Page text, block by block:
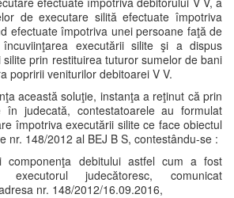
de executare silită efectuate împotriva
efectuate împotriva unei persoane faţă de
executării silite şi a dispus
prin restituirea tuturor sumelor de bani
popririi veniturilor debitoarei V V.
această soluţie, instanţa a reţinut că prin
în judecată, contestatoarele au formulat
împotriva executării silite ce face obiectul
nr. 148/2012 al BEJ B S, contestându-se :
componenţa debitului astfel cum a fost
judecătoresc, comunicat
nr. 148/2012/16.09.2016,